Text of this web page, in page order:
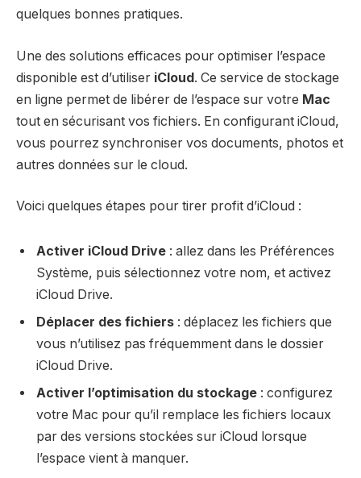
quelques bonnes pratiques.
Une des solutions efficaces pour optimiser l’espace
disponible est d’utiliser iCloud. Ce service de stockage
en ligne permet de libérer de l’espace sur votre Mac
tout en sécurisant vos fichiers. En configurant iCloud,
vous pourrez synchroniser vos documents, photos et
autres données sur le cloud.
Voici quelques étapes pour tirer profit d’iCloud :
Activer iCloud Drive : allez dans les Préférences
Système, puis sélectionnez votre nom, et activez
iCloud Drive.
Déplacer des fichiers : déplacez les fichiers que
vous n’utilisez pas fréquemment dans le dossier
iCloud Drive.
Activer l’optimisation du stockage : configurez
votre Mac pour qu’il remplace les fichiers locaux
par des versions stockées sur iCloud lorsque
l’espace vient à manquer.